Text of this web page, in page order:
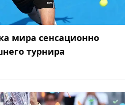
мира сенсационно
турнира